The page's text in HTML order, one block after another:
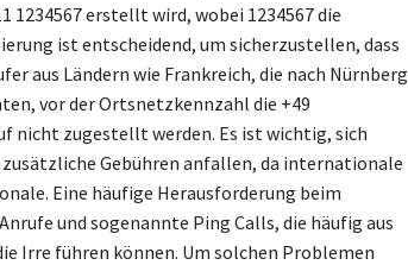
1234567 erstellt wird, wobei 1234567 die
ist entscheidend, um sicherzustellen, dass
aus Ländern wie Frankreich, die nach Nürnberg
vor der Ortsnetzkennzahl die +49
nicht zugestellt werden. Es ist wichtig, sich
Gebühren anfallen, da internationale
Eine häufige Herausforderung beim
und sogenannte Ping Calls, die häufig aus
Irre führen können. Um solchen Problemen